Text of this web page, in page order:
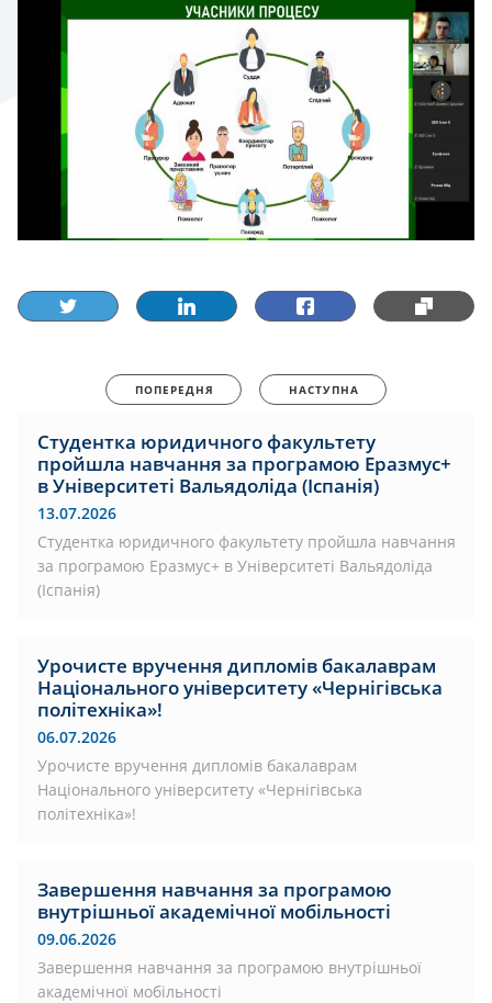
ПОПЕРЕДНЯ НАСТУПНА
Студентка юридичного факультету
пройшла навчання за програмою Еразмус+
в Університеті Вальядоліда (Іспанія)
13.07.2026
Студентка юридичного факультету пройшла навчання
за програмою Еразмус+ в Університеті Вальядоліда
(Іспанія)
Урочисте вручення дипломів бакалаврам
Національного університету «Чернігівська
політехніка»!
06.07.2026
Урочисте вручення дипломів бакалаврам
Національного університету «Чернігівська
політехніка»!
Завершення навчання за програмою
внутрішньої академічної мобільності
09.06.2026
Завершення навчання за програмою внутрішньої
академічної мобільності